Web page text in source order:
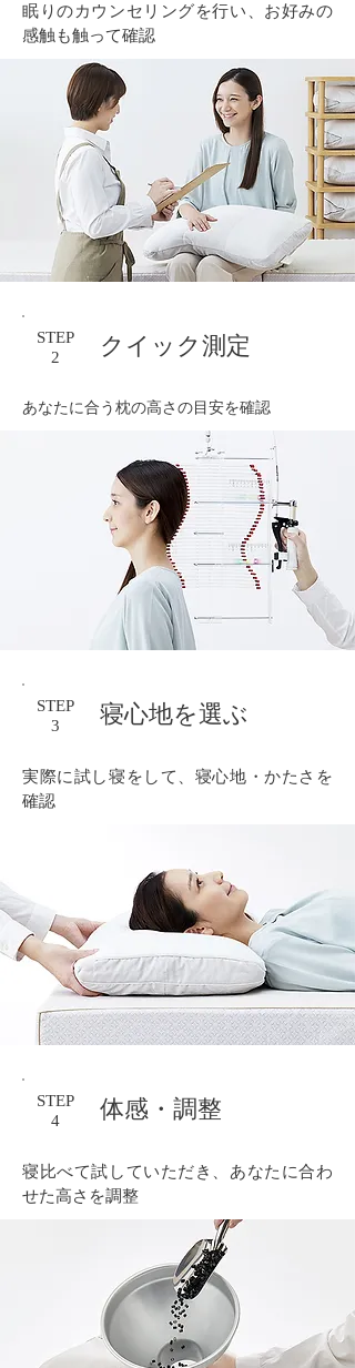
眠りのカウンセリングを行い、お好みの
感触も触って確認
STEP
2
クイック測定
あなたに合う枕の高さの目安を確認
STEP
3
寝心地を選ぶ
実際に試し寝をして、寝心地・かたさを
確認
STEP
4
体感・調整
寝比べて試していただき、あなたに合わ
せた高さを調整